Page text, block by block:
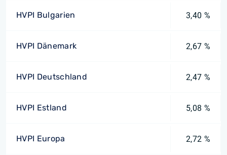
HVPI Bulgarien 3,40 %
HVPI Dänemark 2,67 %
HVPI Deutschland 2,47 %
HVPI Estland 5,08 %
HVPI Europa 2,72 %